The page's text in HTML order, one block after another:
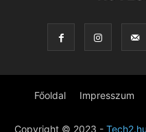
Főoldal Impresszum
Copyright © 2023 - Tech2.hu